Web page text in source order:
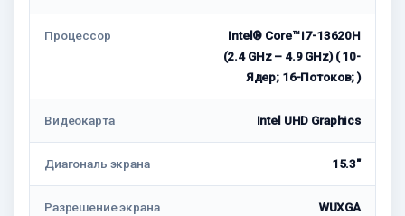
Процессор
Intel® Core™ i7-13620H
(2.4 GHz – 4.9 GHz) ( 10-
Ядeр; 16-Потоков; )
Видеокарта Intel UHD Graphics
Диагональ экрана 15.3"
Разрешение экрана WUXGA